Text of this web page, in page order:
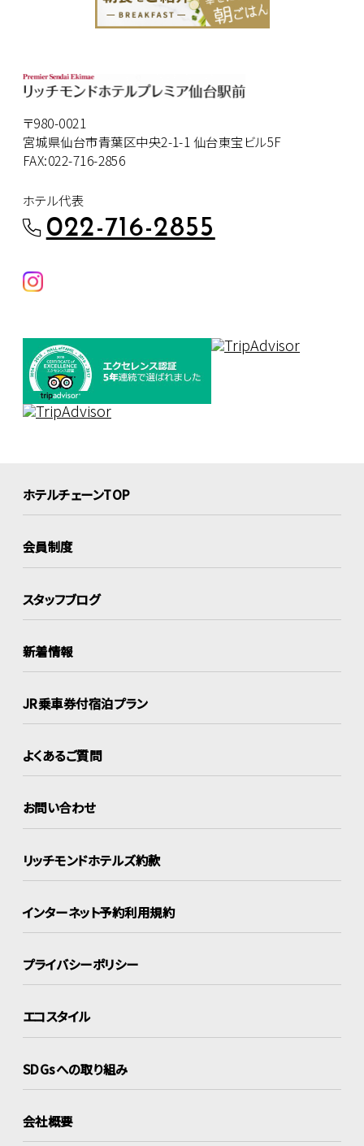
〒980-0021
宮城県仙台市青葉区中央2-1-1 仙台東宝ビル5F
FAX:022-716-2856
ホテル代表
022-716-2855
ホテルチェーンTOP
会員制度
スタッフブログ
新着情報
JR乗車券付宿泊プラン
よくあるご質問
お問い合わせ
リッチモンドホテルズ約款
インターネット予約利用規約
プライバシーポリシー
エコスタイル
SDGsへの取り組み
会社概要